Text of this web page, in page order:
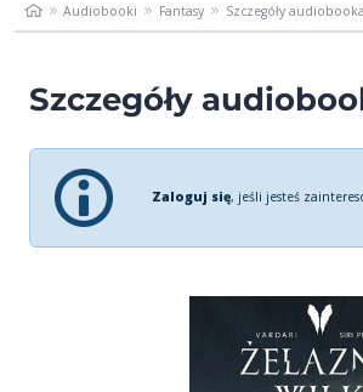
Audiobooki Fantasy Szczegóły
Szczegóły
Zaloguj się, jeśli jesteś